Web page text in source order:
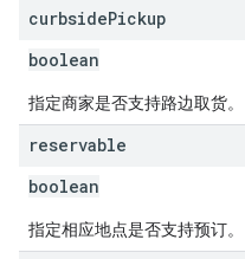
curbsidePickup
boolean
指定商家是否支持路边取货。
reservable
boolean
指定相应地点是否支持预订。